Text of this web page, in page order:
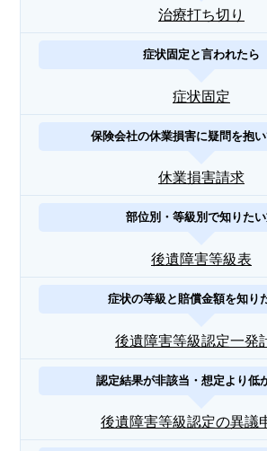
治療打ち切り
症状固定と言われたら
症状固定
保険会社の休業損害に疑問を抱
休業損害請求
部位別・等級別で知りた
後遺障害等級表
症状の等級と賠償金額を知り
後遺障害等級認定一発
認定結果が非該当・想定より低
後遺障害等級認定の異議